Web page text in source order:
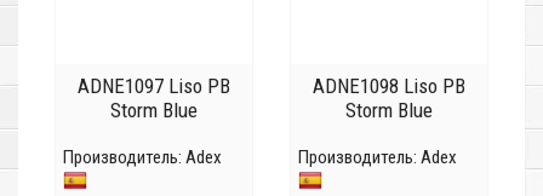
ADNE1097 Liso PB
Storm Blue
Производитель: Adex
ADNE1098 Liso PB
Storm Blue
Производитель: Adex